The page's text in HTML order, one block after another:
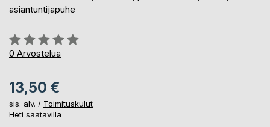
asiantuntijapuhe
Arvostelu::
0%
0 Arvostelua
13,50 €
sis. alv. / Toimituskulut
Heti saatavilla